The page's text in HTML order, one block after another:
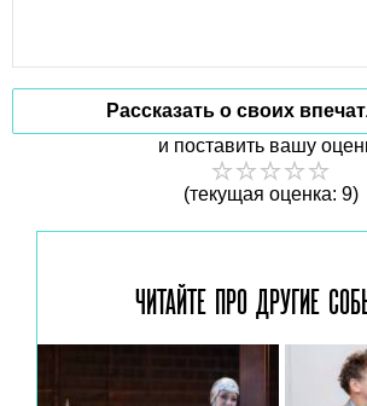
Рассказать о своих
и поставить вашу
(текущая оценка: 9)
ЧИТАЙТЕ ПРО ДРУГИЕ